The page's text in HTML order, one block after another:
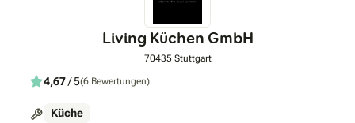
Living Küchen GmbH
70435 Stuttgart
4,67/ 5(6 Bewertungen)
Küche